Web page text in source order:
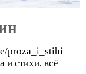
proza_i_stihi
и стихи, всё